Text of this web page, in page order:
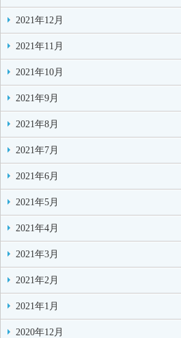
2021年12月
2021年11月
2021年10月
2021年9月
2021年8月
2021年7月
2021年6月
2021年5月
2021年4月
2021年3月
2021年2月
2021年1月
2020年12月